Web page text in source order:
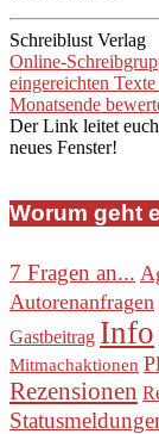
Schreiblust Verlag
Online-
eingereichten
Monatsende
Der Link leitet
neues Fenster!
Worum geht
7 Fragen an...
Autorenanfragen
Gastbeitrag Info
Mitmachaktionen
Rezensionen